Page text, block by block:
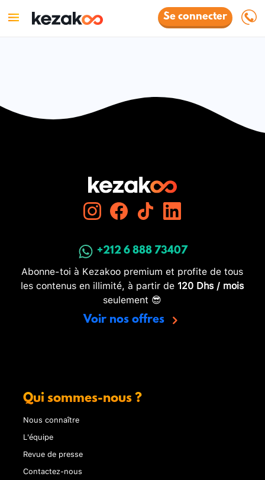
Se connecter
+212 6 888 73407
Abonne-toi à Kezakoo premium et profite de tous
les contenus en illimité, à partir de 120 Dhs / mois
seulement 😎
Voir nos offres
Qui sommes-nous ?
Nous connaître
L'équipe
Revue de presse
Contactez-nous